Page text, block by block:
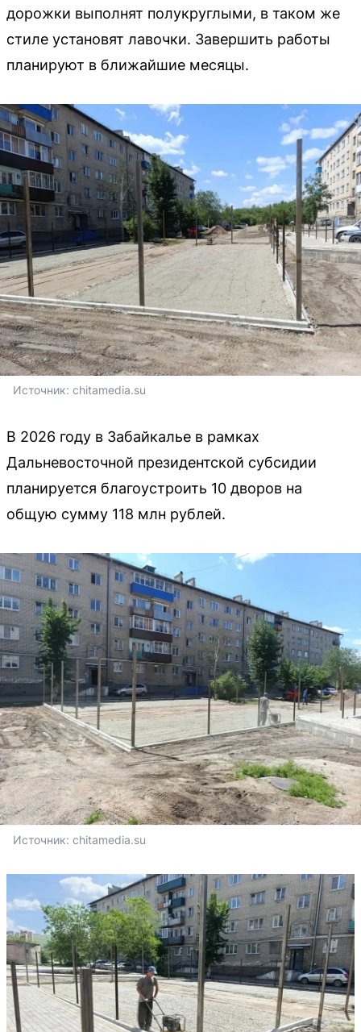
дорожки выполнят полукруглыми, в таком же
стиле установят лавочки. Завершить работы
планируют в ближайшие месяцы.
Источник: chitamedia.su
В 2026 году в Забайкалье в рамках
Дальневосточной президентской субсидии
планируется благоустроить 10 дворов на
общую сумму 118 млн рублей.
Источник: chitamedia.su